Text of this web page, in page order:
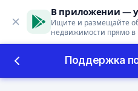
В приложении —
Ищите и размещайте
недвижимости прямо в
Поддержка